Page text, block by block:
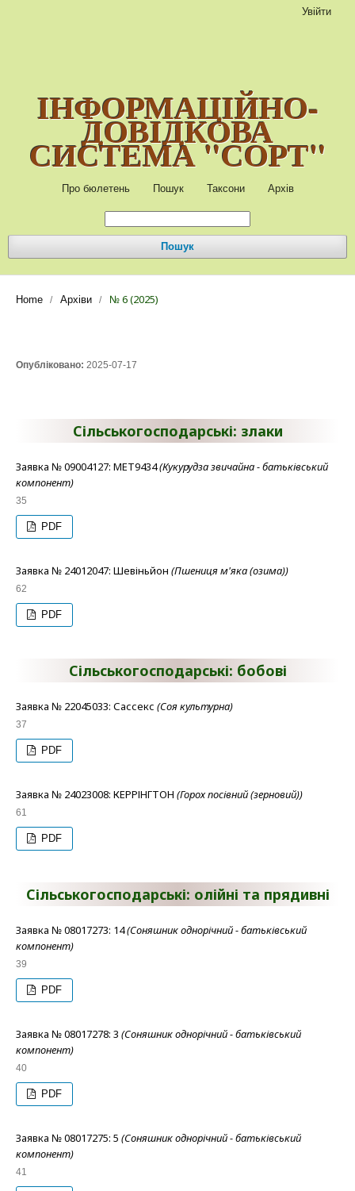
ІНФОРМАЦІЙНО-
ДОВІДКОВА
СИСТЕМА "СОРТ"
Про бюлетень Пошук Таксони Архів
Пошук
Увійти
Home / Архіви / № 6 (2025)
Опубліковано: 2025-07-17
Сільськогосподарські: злаки
Заявка № 09004127: МЕТ9434(Кукурудза звичайна - батьківський
компонент)
35
PDF
Заявка № 24012047: Шевіньйон (Пшениця м'яка (озима))
62
PDF
Сільськогосподарські: бобові
Заявка № 22045033: Сассекс (Соя культурна)
37
PDF
Заявка № 24023008: КЕРРІНГТОН (Горох посівний (зерновий))
61
PDF
Сільськогосподарські: олійні та прядивні
Заявка № 08017273: 14(Соняшник однорічний - батьківський
компонент)
39
PDF
Заявка № 08017278: 3 (Соняшник однорічний - батьківський
компонент)
40
PDF
Заявка № 08017275: 5 (Соняшник однорічний - батьківський
компонент)
41